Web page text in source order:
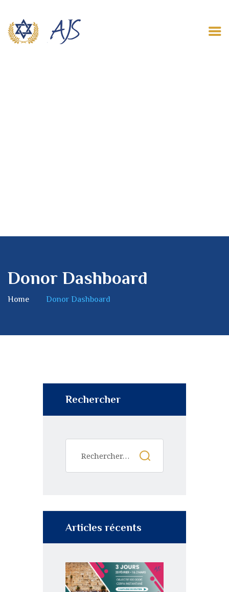
Donor Dashboard
Home Donor Dashboard
Rechercher
Articles récents